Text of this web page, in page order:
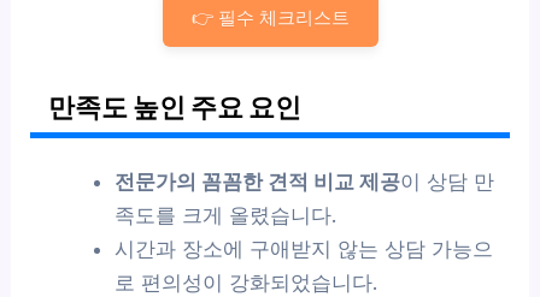
👉 필수 체크리스트
만족도 높인 주요 요인
전문가의 꼼꼼한 견적 비교 제공이 상담 만
족도를 크게 올렸습니다.
시간과 장소에 구애받지 않는 상담 가능으
로 편의성이 강화되었습니다.